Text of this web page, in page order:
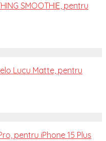
SMOOTHIE, pentru
Lucu Matte, pentru
pentru iPhone 15 Plus